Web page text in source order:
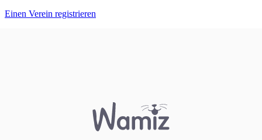
Einen Verein registrieren